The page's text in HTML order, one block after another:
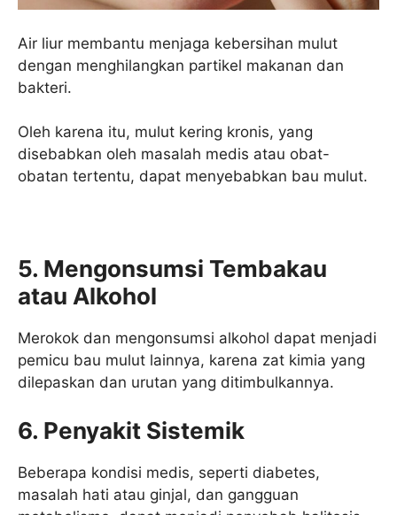
Air liur membantu menjaga kebersihan mulut
dengan menghilangkan partikel makanan dan
bakteri.
Oleh karena itu, mulut kering kronis, yang
disebabkan oleh masalah medis atau obat-
obatan tertentu, dapat menyebabkan bau mulut.
5. Mengonsumsi Tembakau
atau Alkohol
Merokok dan mengonsumsi alkohol dapat menjadi
pemicu bau mulut lainnya, karena zat kimia yang
dilepaskan dan urutan yang ditimbulkannya.
6. Penyakit Sistemik
Beberapa kondisi medis, seperti diabetes,
masalah hati atau ginjal, dan gangguan